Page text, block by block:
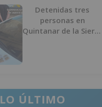
Detenidas tres
personas en
Quintanar de la Sierra
LO ÚLTIMO